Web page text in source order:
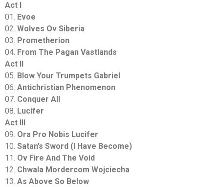
Act I
01. Evoe
02. Wolves Ov Siberia
03. Prometherion
04. From The Pagan Vastlands
Act II
05. Blow Your Trumpets Gabriel
06. Antichristian Phenomenon
07. Conquer All
08. Lucifer
Act III
09. Ora Pro Nobis Lucifer
10. Satan’s Sword (I Have Become)
11. Ov Fire And The Void
12. Chwala Mordercom Wojciecha
13. As Above So Below